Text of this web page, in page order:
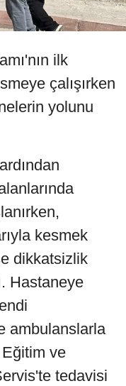
ilk
çalışırken
yolunu
kesmek
dikkatsizlik
Hastaneye
ambulanslarla
ve
tedavisi